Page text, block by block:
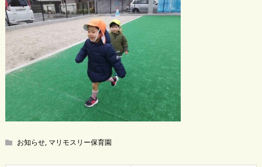
お知らせ, マリモスリー保育園